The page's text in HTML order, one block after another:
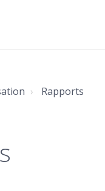
Rapports